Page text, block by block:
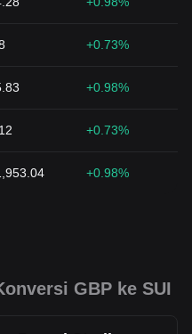
+0.73%
+0.98%
+0.73%
+0.98%
GBP ke SUI